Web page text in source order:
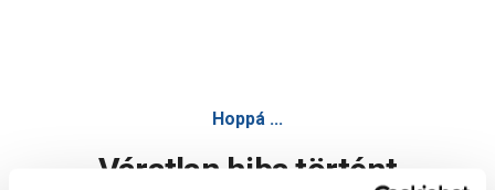
Hoppá ...
Váratlan hiba történt